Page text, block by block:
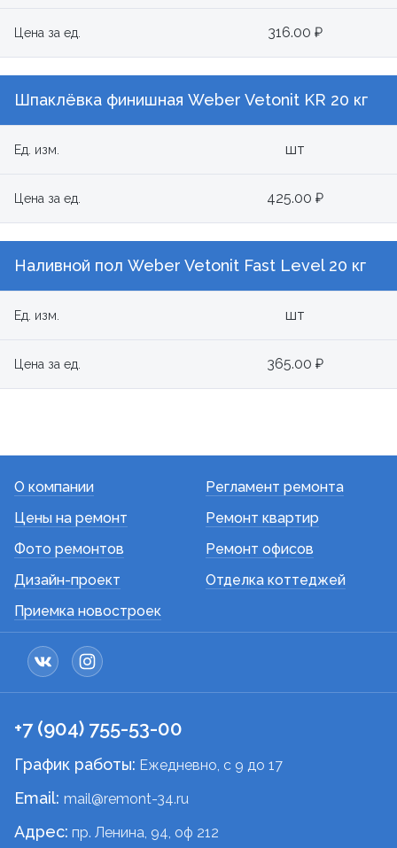
Цена за ед. 316.00 ₽
Шпаклёвка финишная Weber Vetonit KR 20 кг
Ед. изм. шт
Цена за ед. 425.00 ₽
Наливной пол Weber Vetonit Fast Level 20 кг
Ед. изм. шт
Цена за ед. 365.00 ₽
О компании
Цены на ремонт
Фото ремонтов
Дизайн-проект
Приемка новостроек
Регламент ремонта
Ремонт квартир
Ремонт офисов
Отделка коттеджей
+7 (904) 755-53-00
График работы: Ежедневно, c 9 до 17
Email: mail@remont-34.ru
Адрес: пр. Ленина, 94, оф 212